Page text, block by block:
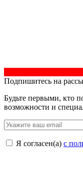
Подпишитесь на
Будьте первыми, кто
возможности и
Я согласен(a) с